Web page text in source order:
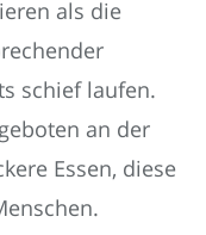
als die
schief laufen.
an der
Essen, diese